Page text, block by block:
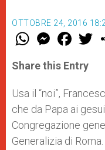
OTTOBRE 24, 2016
W
t
s
p
p
M
e
s
e
g
e
r
F
a
e
b
o
k
w
r
Share this Entry
Usa il “noi”,
che da Papa ai
Congregazione
Generalizia di